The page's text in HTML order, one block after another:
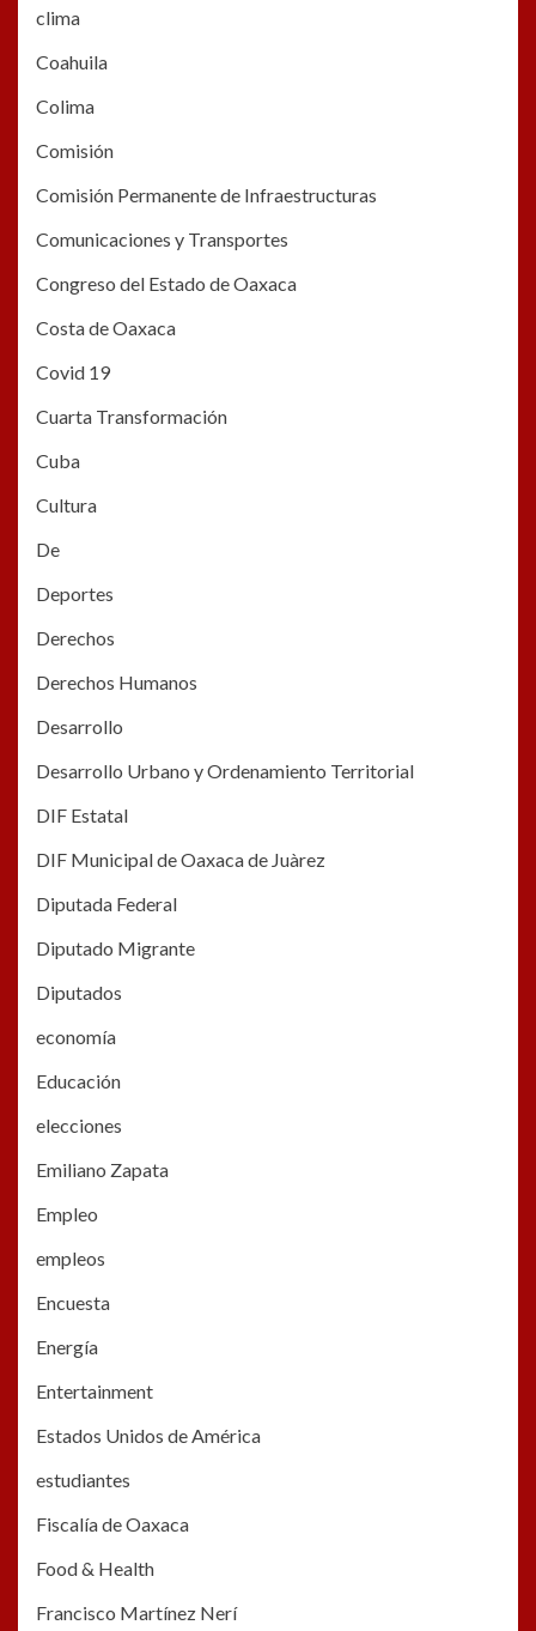
clima
Coahuila
Colima
Comisión
Comisión Permanente de Infraestructuras
Comunicaciones y Transportes
Congreso del Estado de Oaxaca
Costa de Oaxaca
Covid 19
Cuarta Transformación
Cuba
Cultura
De
Deportes
Derechos
Derechos Humanos
Desarrollo
Desarrollo Urbano y Ordenamiento Territorial
DIF Estatal
DIF Municipal de Oaxaca de Juàrez
Diputada Federal
Diputado Migrante
Diputados
economía
Educación
elecciones
Emiliano Zapata
Empleo
empleos
Encuesta
Energía
Entertainment
Estados Unidos de América
estudiantes
Fiscalía de Oaxaca
Food & Health
Francisco Martínez Nerí